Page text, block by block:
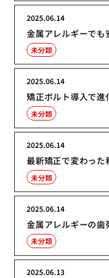
金属アレルギーでも
2025.06.14
未分類
矯正ボルト導入で進
2025.06.14
未分類
最新矯正で変わった
2025.06.14
未分類
金属アレルギーの歯
2025.06.14
未分類
2025.06.13